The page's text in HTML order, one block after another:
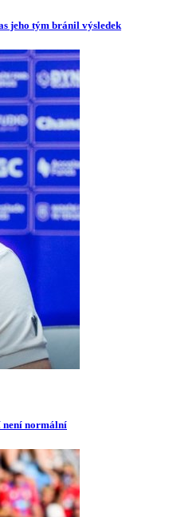
jeho tým bránil výsledek
není normální